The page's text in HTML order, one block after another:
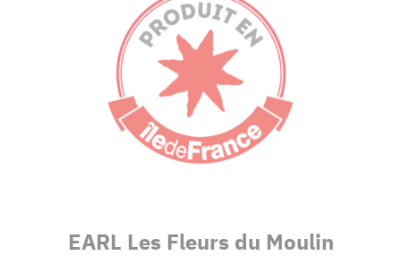
EARL Les Fleurs du Moulin